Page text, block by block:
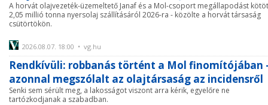
A horvát olajvezeték-üzemeltető Janaf és a Mol-csoport megállapodást
2,05 millió tonna nyersolaj szállításáról 2026-ra - közölte a horvát társaság
csütörtökön.
2026.08.07. 18:00 • vg.hu
Rendkívüli: robbanás történt a Mol finomítójában
azonnal megszólalt az olajtársaság az incidensről
Senki sem sérült meg, a lakosságot viszont arra kérik, egyelőre ne
tartózkodjanak a szabadban.